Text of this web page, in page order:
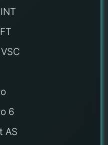
6
AS